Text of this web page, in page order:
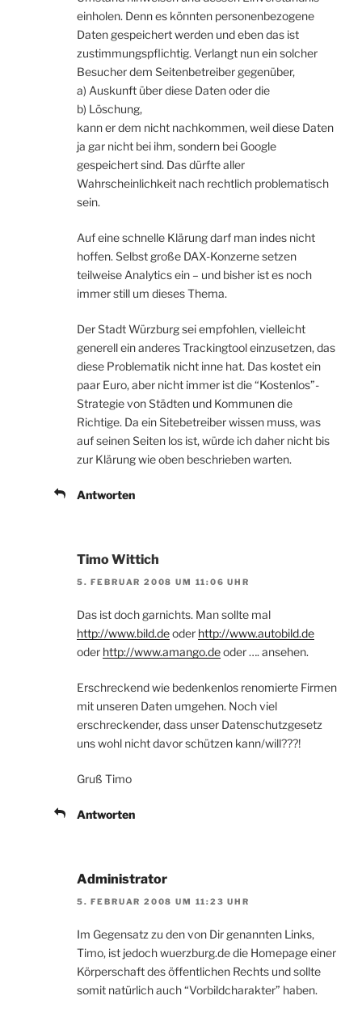
einholen. Denn es könnten personenbezogene
Daten gespeichert werden und eben das ist
zustimmungspflichtig. Verlangt nun ein solcher
Besucher dem Seitenbetreiber gegenüber,
a) Auskunft über diese Daten oder die
b) Löschung,
kann er dem nicht nachkommen, weil diese Daten
ja gar nicht bei ihm, sondern bei Google
gespeichert sind. Das dürfte aller
Wahrscheinlichkeit nach rechtlich problematisch
sein.
Auf eine schnelle Klärung darf man indes nicht
hoffen. Selbst große DAX-Konzerne setzen
teilweise Analytics ein – und bisher ist es noch
immer still um dieses Thema.
Der Stadt Würzburg sei empfohlen, vielleicht
generell ein anderes Trackingtool einzusetzen, das
diese Problematik nicht inne hat. Das kostet ein
paar Euro, aber nicht immer ist die “Kostenlos”-
Strategie von Städten und Kommunen die
Richtige. Da ein Sitebetreiber wissen muss, was
auf seinen Seiten los ist, würde ich daher nicht bis
zur Klärung wie oben beschrieben warten.
Antworten
Timo Wittich
5. FEBRUAR 2008 UM 11:06 UHR
Das ist doch garnichts. Man sollte mal
http://www.bild.deoder http://www.autobild.de
oder http://www.amango.deoder …. ansehen.
Erschreckend wie bedenkenlos renomierte Firmen
mit unseren Daten umgehen. Noch viel
erschreckender, dass unser Datenschutzgesetz
uns wohl nicht davor schützen kann/will???!
Gruß Timo
Antworten
Administrator
5. FEBRUAR 2008 UM 11:23 UHR
Im Gegensatz zu den von Dir genannten Links,
Timo, ist jedoch wuerzburg.de die Homepage einer
Körperschaft des öffentlichen Rechts und sollte
somit natürlich auch “Vorbildcharakter” haben.